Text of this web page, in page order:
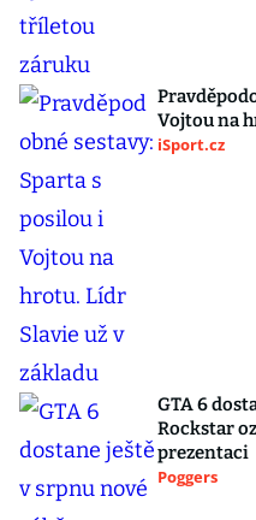
Vojtou na
iSport.cz
GTA 6
Rockstar
prezentaci
Poggers